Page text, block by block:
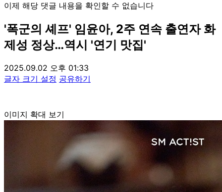
이제 해당 댓글 내용을 확인할 수 없습니다
'폭군의 셰프' 임윤아, 2주 연속 출연자 화
제성 정상…역시 '연기 맛집'
2025.09.02 오후 01:33
글자 크기 설정 공유하기
이미지 확대 보기